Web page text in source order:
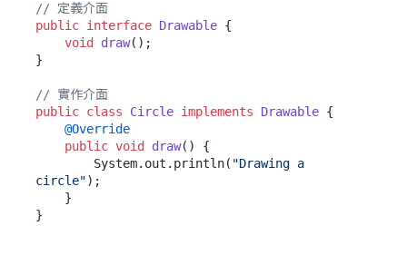
// 定義介面
public interface Drawable {
void
draw() ;
}
// 實作介面
public class Circle implements Drawable {
@Override
public void draw()
{
        System.out.println(
"Drawing a
circle");